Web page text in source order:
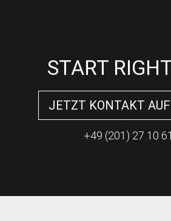
START
JETZT KONTAKT
+49 (201) 27 10